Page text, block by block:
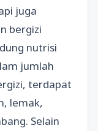
juga
bergizi
nutrisi
jumlah
terdapat
lemak,
Selain